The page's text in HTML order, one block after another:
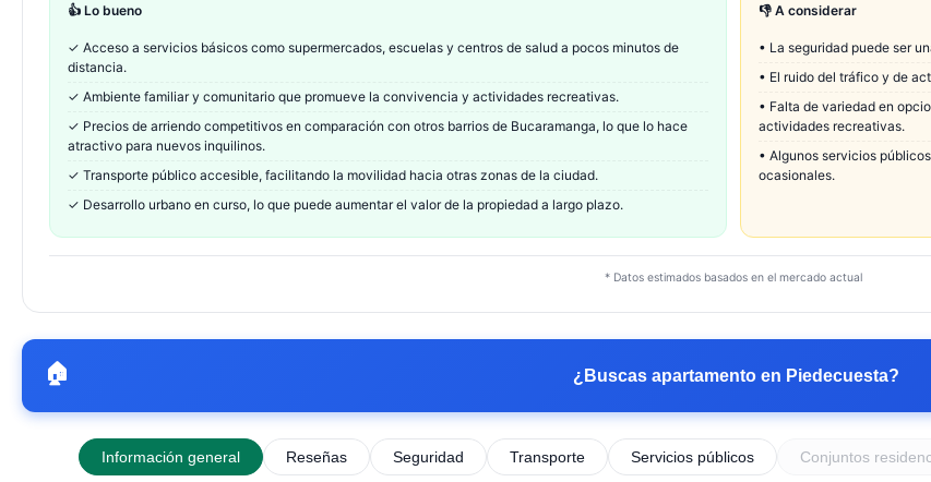
👍 Lo bueno
✓ Acceso a servicios básicos como supermercados, escuelas y centros de salud a pocos minutos de
distancia.
✓ Ambiente familiar y comunitario que promueve la convivencia y actividades recreativas.
✓ Precios de arriendo competitivos en comparación con otros barrios de Bucaramanga, lo que lo hace
atractivo para nuevos inquilinos.
✓ Transporte público accesible, facilitando la movilidad hacia otras zonas de la ciudad.
✓ Desarrollo urbano en curso, lo que puede aumentar el valor de la propiedad a largo plazo.
👎 A considerar
• La seguridad puede ser
• El ruido del tráfico y de
• Falta de variedad en
actividades recreativas.
• Algunos servicios
ocasionales.
* Datos estimados basados en el mercado actual
🏠 ¿Buscas apartamento en Piedecuesta?
Información general Reseñas Seguridad Transporte Servicios públicos Conjuntos